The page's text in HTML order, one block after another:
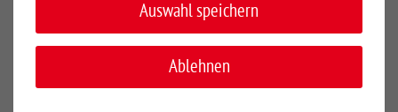
Auswahl speichern
Ablehnen